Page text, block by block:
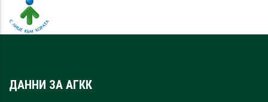
ДАННИ ЗА АГКК